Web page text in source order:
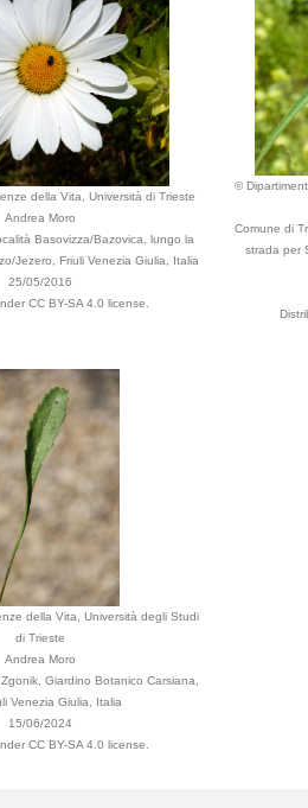
della Vita, Università di Trieste
Andrea Moro
Basovizza/Bazovica, lungo la
Jezero, Friuli Venezia Giulia, Italia
25/05/2016
CC BY-SA 4.0 license.
©
Comune di
strada per
della Vita, Università degli Studi
di Trieste
Andrea Moro
Giardino Botanico Carsiana,
Venezia Giulia, Italia
15/06/2024
CC BY-SA 4.0 license.